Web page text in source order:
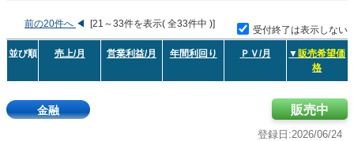
前の20件へ ◀ [21～33件を表示( 全33件中 )]
受付終了は表示しない
並び順 売上/月 営業利益/月 年間利回り ＰＶ/月 ▼販売希望価
格
金融
登録日:2026/06/24
販売中